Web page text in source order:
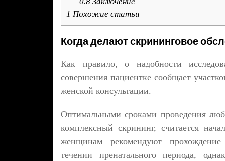
1 Похожие статьи
Когда делают скрининговое
Как правило, о надобности
совершения пациентке сообщает
женской консультации.
Оптимальными сроками проведения
комплексный скрининг, считается
женщинам рекомендуют прохождение
течении пренатального периода,